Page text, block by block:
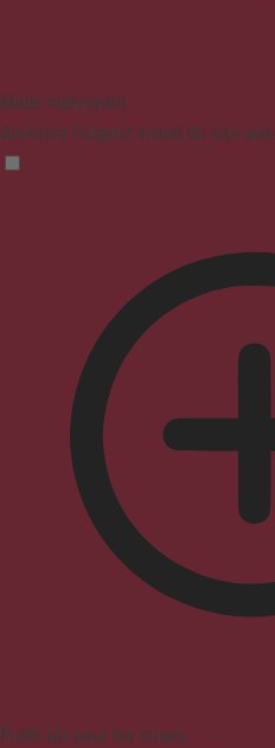
Mode malvoyant
Améliore l'aspect visuel du site web
Profil sûr pour les crises